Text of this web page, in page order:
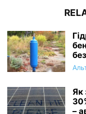
Як
–